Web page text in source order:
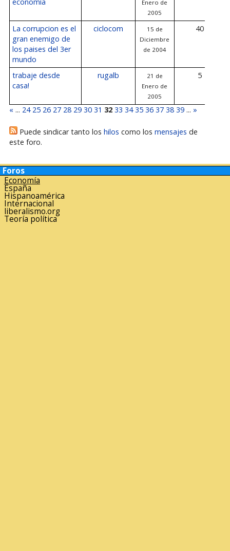
economía
Enero de
2005
La corrupcion es el
gran enemigo de
los paises del 3er
mundo
ciclocom
15 de
Diciembre
de 2004
40
trabaje desde
casa!
rugalb
21 de
Enero de
2005
5
« ... 24 25 26 27 28 29 30 31 32 33 34 35 36 37 38 39... »
Puede sindicar tanto los hilos como los mensajes de
este foro.
Foros
Economía
España
Hispanoamérica
Internacional
liberalismo.org
Teoría política